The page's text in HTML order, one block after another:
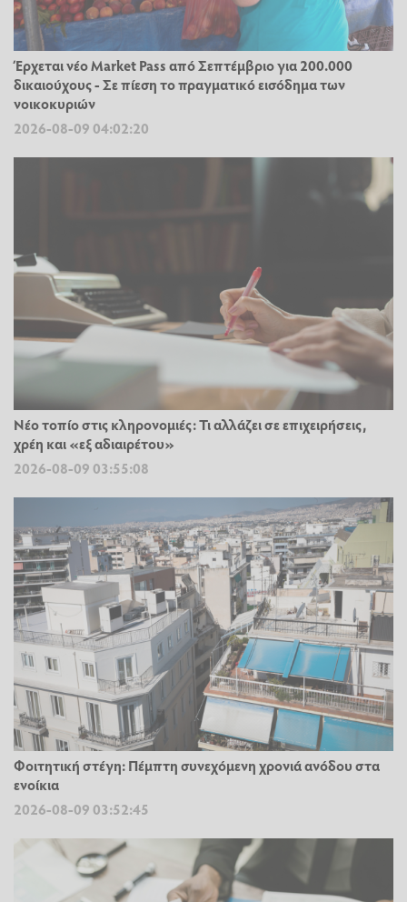
Έρχεται νέο Market Pass από Σεπτέμβριο για 200.000
δικαιούχους - Σε πίεση το πραγματικό εισόδημα των
νοικοκυριών
2026-08-09 04:02:20
Νέο τοπίο στις κληρονομιές: Τι αλλάζει σε επιχειρήσεις,
χρέη και «εξ αδιαιρέτου»
2026-08-09 03:55:08
Φοιτητική στέγη: Πέμπτη συνεχόμενη χρονιά ανόδου στα
ενοίκια
2026-08-09 03:52:45